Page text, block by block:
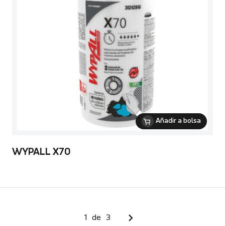
Añadir a bolsa
WYPALL X70
1 de 3